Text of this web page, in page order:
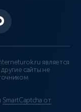
является
сайты не
SmartCaptcha от